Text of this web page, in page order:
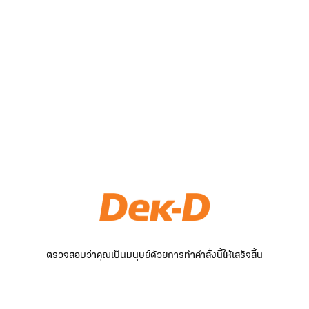
ตรวจสอบว่าคุณเป็นมนุษย์ด้วยการทำคำสั่งนี้ให้เสร็จสิ้น